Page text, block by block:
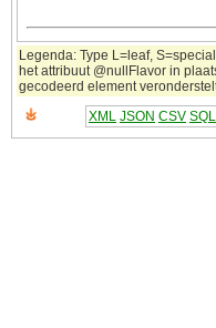
Legenda: Type L=leaf,
het attribuut @nullFlavor in
gecodeerd element
XML JSON CSV SQL